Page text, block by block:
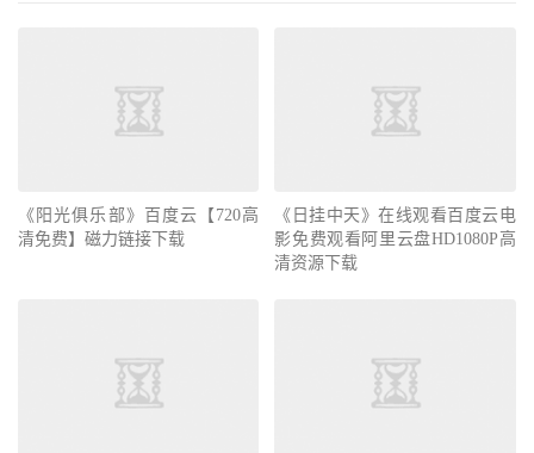
《阳光俱乐部》百度云【720高
清免费】磁力链接下载
《日挂中天》在线观看百度云电
影免费观看阿里云盘HD1080P高
清资源下载